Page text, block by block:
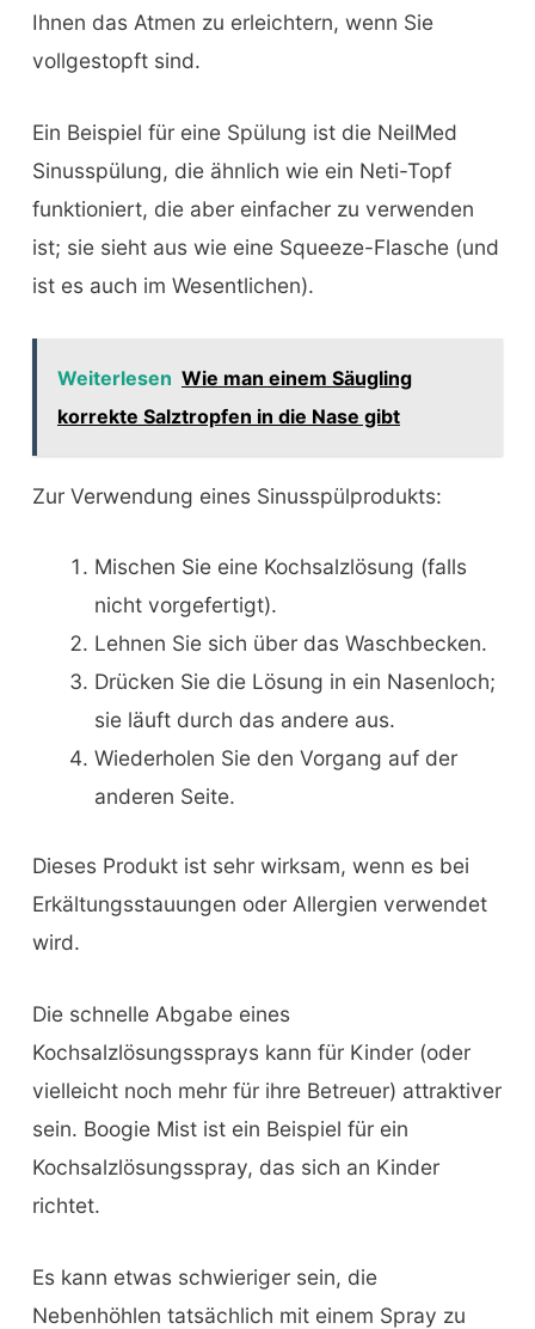
Ihnen das Atmen zu erleichtern, wenn Sie
vollgestopft sind.
Ein Beispiel für eine Spülung ist die NeilMed
Sinusspülung, die ähnlich wie ein Neti-Topf
funktioniert, die aber einfacher zu verwenden
ist; sie sieht aus wie eine Squeeze-Flasche (und
ist es auch im Wesentlichen).
Weiterlesen Wie man einem Säugling
korrekte Salztropfen in die Nase gibt
Zur Verwendung eines Sinusspülprodukts:
Mischen Sie eine Kochsalzlösung (falls
nicht vorgefertigt).
Lehnen Sie sich über das Waschbecken.
Drücken Sie die Lösung in ein Nasenloch;
sie läuft durch das andere aus.
Wiederholen Sie den Vorgang auf der
anderen Seite.
Dieses Produkt ist sehr wirksam, wenn es bei
Erkältungsstauungen oder Allergien verwendet
wird.
Die schnelle Abgabe eines
Kochsalzlösungssprays kann für Kinder (oder
vielleicht noch mehr für ihre Betreuer) attraktiver
sein. Boogie Mist ist ein Beispiel für ein
Kochsalzlösungsspray, das sich an Kinder
richtet.
Es kann etwas schwieriger sein, die
Nebenhöhlen tatsächlich mit einem Spray zu